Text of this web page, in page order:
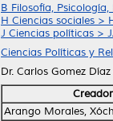
B Filosofía,
H Ciencias sociales >
J Ciencias políticas >
Ciencias Políticas y
Dr. Carlos Gomez
Creador
Arango Morales,